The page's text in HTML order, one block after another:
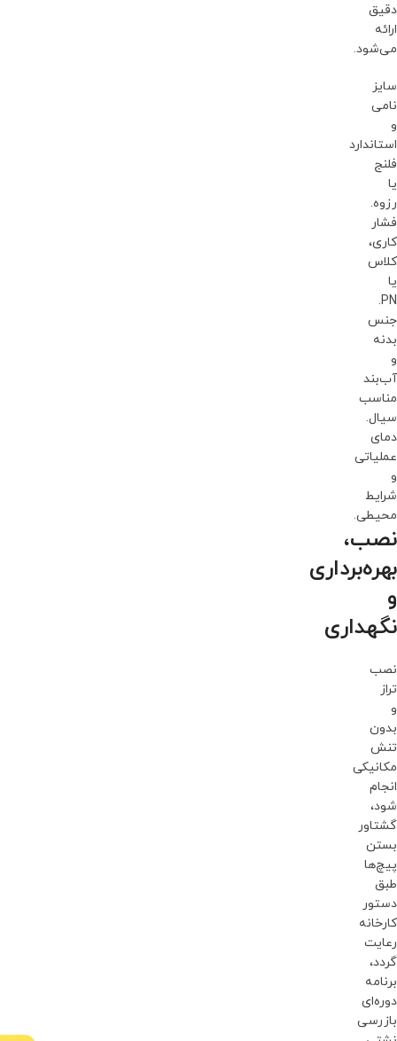
دقیق
ارائه
می‌شود.
سایز
نامی
و
استاندارد
فلنج
یا
رزوه.
فشار
کاری،
کلاس
یا
PN.
جنس
بدنه
و
آب‌بند
مناسب
سیال.
دمای
عملیاتی
و
شرایط
محیطی.
نصب،
بهره‌برداری
و
نگهداری
نصب
تراز
و
بدون
تنش
مکانیکی
انجام
شود،
گشتاور
بستن
پیچ‌ها
طبق
دستور
کارخانه
رعایت
گردد،
برنامه
دوره‌ای
بازرسی